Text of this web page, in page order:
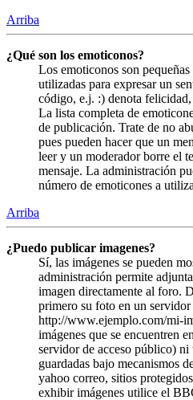
Arriba
¿Qué son los emoticonos?
Los emoticonos son
utilizadas para expresar un
código, e.j. :) denota
La lista completa de
de publicación. Trate de no
pues pueden hacer que un
leer y un moderador borre el
mensaje. La administración
número de emoticones a
Arriba
¿Puedo publicar imagenes?
Sí, las imágenes se pueden
administración permite
imagen directamente al foro.
primero su foto en un
http://www.ejemplo.com/mi-
imágenes que se encuentren
servidor de acceso público) ni
guardadas bajo mecanismos
yahoo correo, sitios
exhibir imágenes utilice el